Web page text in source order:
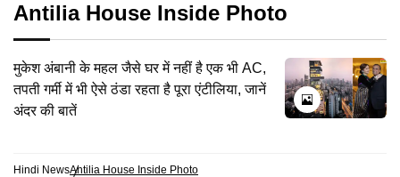
Antilia House Inside Photo
मुकेश अंबानी के महल जैसे घर में नहीं है एक भी AC,
तपती गर्मी में भी ऐसे ठंडा रहता है पूरा एंटीलिया, जानें
अंदर की बातें
Hindi NewsAntilia House Inside Photo